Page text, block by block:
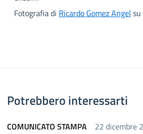
Fotografia di Ricardo Gomez Angel su
Potrebbero interessarti
COMUNICATO STAMPA 22 dicembre